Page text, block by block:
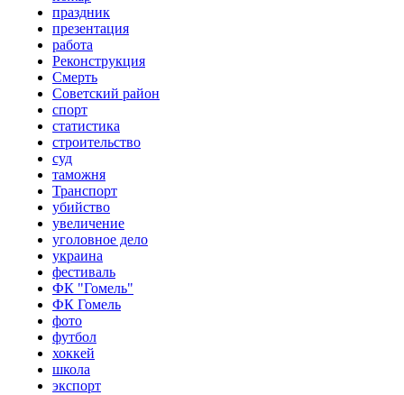
праздник
презентация
работа
Реконструкция
Смерть
Советский район
спорт
статистика
строительство
суд
таможня
Транспорт
убийство
увеличение
уголовное дело
украина
фестиваль
ФК "Гомель"
ФК Гомель
фото
футбол
хоккей
школа
экспорт